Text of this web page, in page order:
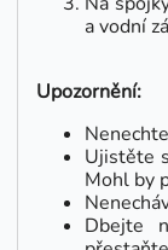
a vodní
Upozornění:
Ujistěte
Mohl by
Dbejte